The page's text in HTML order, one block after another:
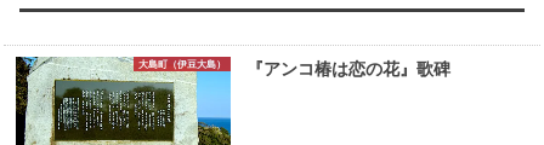
大島町（伊豆大島） 『アンコ椿は恋の花』歌碑